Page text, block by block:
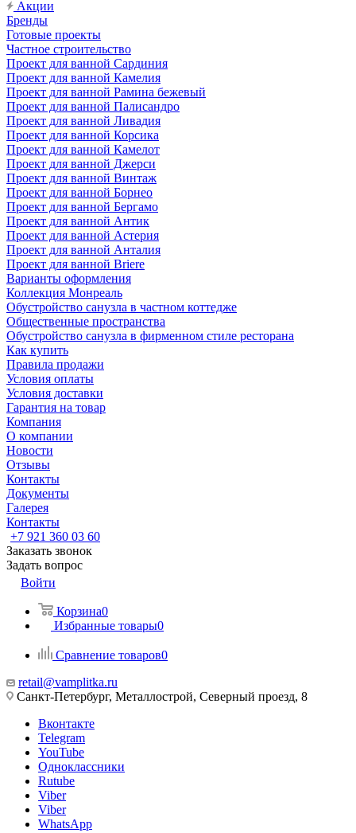
Акции
Бренды
Готовые проекты
Частное строительство
Проект для ванной Сардиния
Проект для ванной Камелия
Проект для ванной Рамина бежевый
Проект для ванной Палисандро
Проект для ванной Ливадия
Проект для ванной Корсика
Проект для ванной Камелот
Проект для ванной Джерси
Проект для ванной Винтаж
Проект для ванной Борнео
Проект для ванной Бергамо
Проект для ванной Антик
Проект для ванной Астерия
Проект для ванной Анталия
Проект для ванной Briere
Варианты оформления
Коллекция Монреаль
Обустройство санузла в частном коттедже
Общественные пространства
Обустройство санузла в фирменном стиле ресторана
Как купить
Правила продажи
Условия оплаты
Условия доставки
Гарантия на товар
Компания
О компании
Новости
Отзывы
Контакты
Документы
Галерея
Контакты
+7 921 360 03 60
Заказать звонок
Задать вопрос
Войти
Корзина0
Избранные товары0
Сравнение товаров0
retail@vamplitka.ru
Санкт-Петербург, Металлострой, Северный проезд, 8
Вконтакте
Telegram
YouTube
Одноклассники
Rutube
Viber
Viber
WhatsApp